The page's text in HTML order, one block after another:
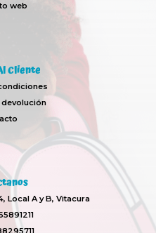
web
Cliente
Local A y B, Vitacura